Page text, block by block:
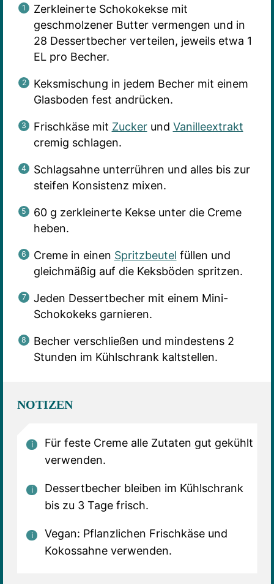
Zerkleinerte Schokokekse mit
geschmolzener Butter vermengen und in
28 Dessertbecher verteilen, jeweils etwa 1
EL pro Becher.
Keksmischung in jedem Becher mit einem
Glasboden fest andrücken.
Frischkäse mit Zuckerund Vanilleextrakt
cremig schlagen.
Schlagsahne unterrühren und alles bis zur
steifen Konsistenz mixen.
60 g zerkleinerte Kekse unter die Creme
heben.
Creme in einen Spritzbeutel füllen und
gleichmäßig auf die Keksböden spritzen.
Jeden Dessertbecher mit einem Mini-
Schokokeks garnieren.
Becher verschließen und mindestens 2
Stunden im Kühlschrank kaltstellen.
NOTIZEN
Für feste Creme alle Zutaten gut gekühlt
verwenden.
Dessertbecher bleiben im Kühlschrank
bis zu 3 Tage frisch.
Vegan: Pflanzlichen Frischkäse und
Kokossahne verwenden.